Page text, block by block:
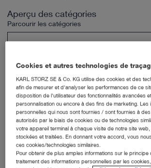
Aperçu des catégories
Parcourir les catégories
Sous-catégories
Bras support mobile mécanique –
VERSACRANE™ LIGHT
Cookies et autres technologies de
KARL STORZ SE & Co. KG utilise des cookies et des
afin de mesurer et d'analyser les performances de ce
disposition de l'utilisateur des fonctionnalités avancées
personnalisation ou encore à des fins de marketing. Les
personnelles qui nous sont fournies / sont fournies à
autorisés par le biais de cookies ou de technologies
votre appareil terminal à chaque visite de notre site web,
stockées et traitées. En donnant votre accord, vous
ces cookies/technologies similaires.
Pour obtenir de plus amples informations sur le principe
traitement des informations personnelles par les